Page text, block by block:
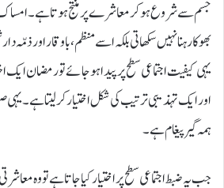
جسم سے شروع ہو کر معاشرے پر منتج ہوتا ہے۔
بھوکا رہنا نہیں سکھاتی بلکہ اسے منظم، باوقار اور
یہی کیفیت اجتماعی سطح پر پیدا ہو جائے تو رمضان ایک
اور ایک تہذیبی ترتیب کی شکل اختیار کر لیتا ہے۔
ہمہ گیر پیغام ہے۔
جب یہ ضبط اجتماعی سطح پر اختیار کیا جاتا ہے تو وہ